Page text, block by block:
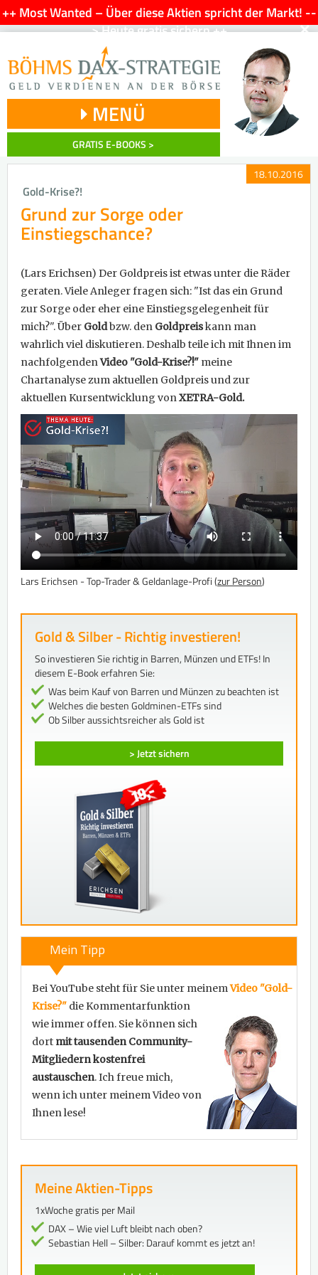
++ Most Wanted – Über diese Aktien spricht der Markt! --
> Heute gratis sichern ++
×
MENÜ
GRATIS E-BOOKS >
18.10.2016
Gold-Krise?!
Grund zur Sorge oder
Einstiegschance?
(Lars Erichsen) Der Goldpreis ist etwas unter die Räder
geraten. Viele Anleger fragen sich: "Ist das ein Grund
zur Sorge oder eher eine Einstiegsgelegenheit für
mich?". Über Goldbzw. den Goldpreiskann man
wahrlich viel diskutieren. Deshalb teile ich mit Ihnen im
nachfolgendenVideo "Gold-Krise?!" meine
Chartanalyse zum aktuellen Goldpreis und zur
aktuellen Kursentwicklung vonXETRA-Gold.
Lars Erichsen - Top-Trader & Geldanlage-Profi (zur Person)
Gold & Silber - Richtig investieren!
So investieren Sie richtig in Barren, Münzen und ETFs! In
diesem E-Book erfahren Sie:
Was beim Kauf von Barren und Münzen zu beachten ist
Welches die besten Goldminen-ETFs sind
Ob Silber aussichtsreicher als Gold ist
> Jetzt sichern
Mein Tipp
Bei YouTube steht für Sie unter meinemVideo "Gold-
Krise?" die Kommentarfunktion
wie immer offen. Sie können sich
dort mit tausenden Community-
Mitgliedern kostenfrei
austauschen. Ich freue mich,
wenn ich unter meinem Video von
Ihnen lese!
Meine Aktien-Tipps
1xWoche gratis per Mail
DAX – Wie viel Luft bleibt nach oben?
Sebastian Hell – Silber: Darauf kommt es jetzt an!